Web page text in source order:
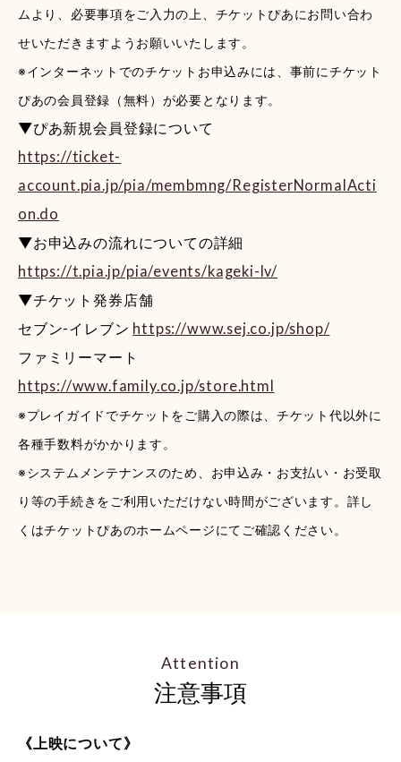
ムより、必要事項をご入力の上、チケットぴあにお問い合わ
せいただきますようお願いいたします。
※インターネットでのチケットお申込みには、事前にチケット
ぴあの会員登録（無料）が必要となります。
▼ぴあ新規会員登録について
https://ticket-
account.pia.jp/pia/membmng/RegisterNormalActi
on.do
▼お申込みの流れについての詳細
https://t.pia.jp/pia/events/kageki-lv/
▼チケット発券店舗
セブン-イレブン https://www.sej.co.jp/shop/
ファミリーマート
https://www.family.co.jp/store.html
※プレイガイドでチケットをご購入の際は、チケット代以外に
各種手数料がかかります。
※システムメンテナンスのため、お申込み・お支払い・お受取
り等の手続きをご利用いただけない時間がございます。詳し
くはチケットぴあのホームページにてご確認ください。
Attention
注意事項
《上映について》